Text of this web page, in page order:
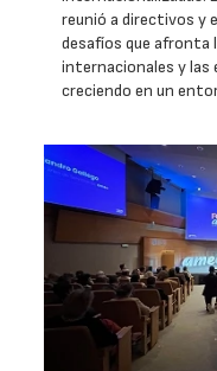
reunió a directivos y
desafíos que afronta
internacionales y las
creciendo en un